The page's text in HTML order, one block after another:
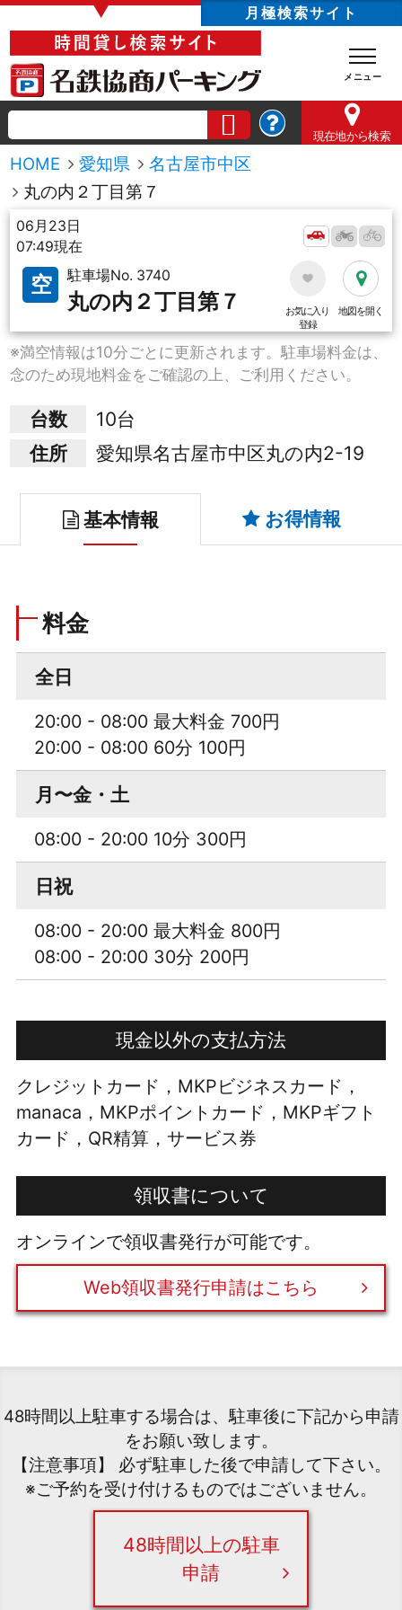
▼ 月極検索サイト
現在地から検索
HOME 愛知県
名古屋市中区
丸の内２丁目第７
06月23日
07:49現在
空 駐車場No. 3740
丸の内２丁目第７
お気に入り
登録
地図を開く
※満空情報は10分ごとに更新されます。駐車場料金は、
念のため現地料金をご確認の上、ご利用ください。
台数
10台
住所
愛知県名古屋市中区丸の内2-19
基本情報 お得情報
料金
全日
20:00 - 08:00 最大料金 700円
20:00 - 08:00 60分 100円
月〜金・土
08:00 - 20:00 10分 300円
日祝
08:00 - 20:00 最大料金 800円
08:00 - 20:00 30分 200円
現金以外の支払方法
クレジットカード，MKPビジネスカード，
manaca，MKPポイントカード，MKPギフト
カード，QR精算，サービス券
領収書について
オンラインで領収書発行が可能です。
Web領収書発行申請はこちら
48時間以上駐車する場合は、駐車後に下記から申請
をお願い致します。
【注意事項】 必ず駐車した後で申請して下さい。
※ご予約を受け付けるものではございません。
48時間以上の駐車
申請